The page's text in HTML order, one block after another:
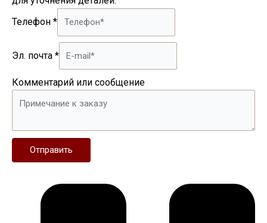
Телефон *
Эл. почта *
Комментарий или сообщение
Отправить